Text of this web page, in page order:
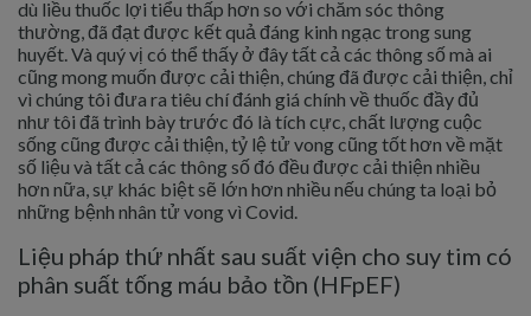
dù liều thuốc lợi tiểu thấp hơn so với chăm sóc thông
thường, đã đạt được kết quả đáng kinh ngạc trong sung
huyết. Và quý vị có thể thấy ở đây tất cả các thông số mà ai
cũng mong muốn được cải thiện, chúng đã được cải thiện, chỉ
vì chúng tôi đưa ra tiêu chí đánh giá chính về thuốc đầy đủ
như tôi đã trình bày trước đó là tích cực, chất lượng cuộc
sống cũng được cải thiện, tỷ lệ tử vong cũng tốt hơn về mặt
số liệu và tất cả các thông số đó đều được cải thiện nhiều
hơn nữa, sự khác biệt sẽ lớn hơn nhiều nếu chúng ta loại bỏ
những bệnh nhân tử vong vì Covid.
Liệu pháp thứ nhất sau suất viện cho suy tim có
phân suất tống máu bảo tồn (HFpEF)